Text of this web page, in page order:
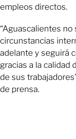
empleos directos.
“Aguascalientes
circunstancias
adelante y seguirá
gracias a la calidad
de sus
de prensa.